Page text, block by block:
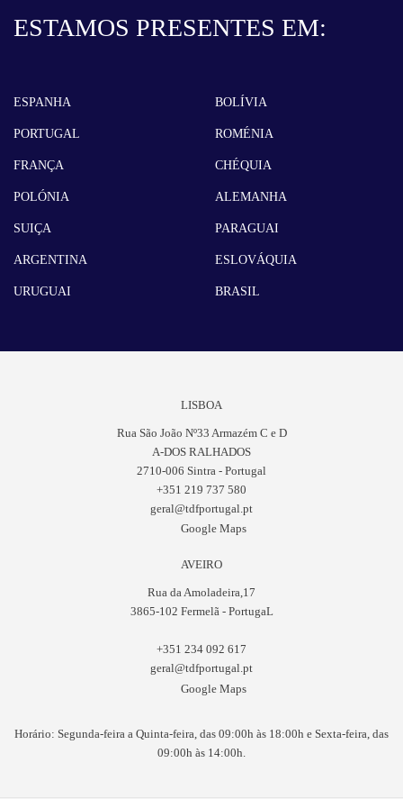
ESTAMOS PRESENTES EM:
ESPANHA
PORTUGAL
FRANÇA
POLÓNIA
SUIÇA
ARGENTINA
URUGUAI
BOLÍVIA
ROMÉNIA
CHÉQUIA
ALEMANHA
PARAGUAI
ESLOVÁQUIA
BRASIL
LISBOA
Rua São João Nº33 Armazém C e D
A-DOS RALHADOS
2710-006 Sintra - Portugal
+351 219 737 580
geral@tdfportugal.pt
Google Maps
AVEIRO
Rua da Amoladeira,17
3865-102 Fermelã - PortugaL
+351 234 092 617
geral@tdfportugal.pt
Google Maps
Horário: Segunda-feira a Quinta-feira, das 09:00h às 18:00h e Sexta-feira, das
09:00h às 14:00h.